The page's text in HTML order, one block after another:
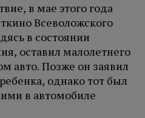
в мае этого года
Всеволожского
в состоянии
оставил малолетнего
авто. Позже он заявил
однако тот был
в автомобиле